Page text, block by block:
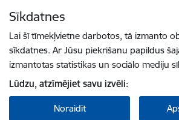
Sīkdatnes
Lai šī tīmekļvietne darbotos, tā izmanto
sīkdatnes. Ar Jūsu piekrišanu papildus
izmantotas statistikas un sociālo mediju
Lūdzu, atzīmējiet savu izvēli:
Noraidīt